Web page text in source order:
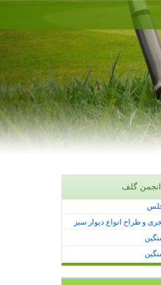
انجمن گلف
و طراح انواع دیوار سبز